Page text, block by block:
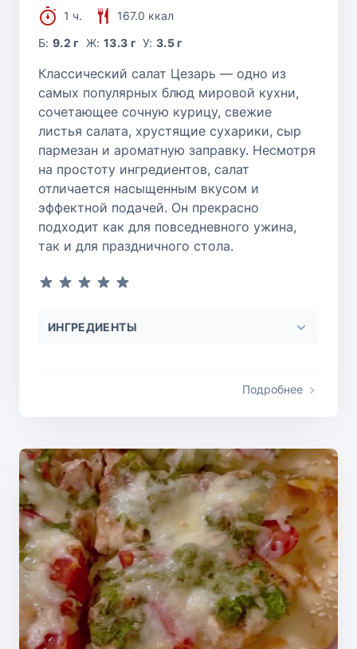
1 ч.
167.0 ккал
Б:9.2 г Ж: 13.3 г У:3.5 г
Классический салат Цезарь — одно из
самых популярных блюд мировой кухни,
сочетающее сочную курицу, свежие
листья салата, хрустящие сухарики, сыр
пармезан и ароматную заправку. Несмотря
на простоту ингредиентов, салат
отличается насыщенным вкусом и
эффектной подачей. Он прекрасно
подходит как для повседневного ужина,
так и для праздничного стола.
ИНГРЕДИЕНТЫ
Подробнее